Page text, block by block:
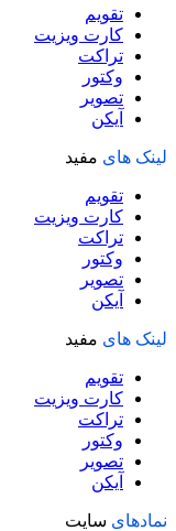
تقویم
کارت ویزیت
تراکت
وکتور
تصویر
آیکن
لینک های مفید
تقویم
کارت ویزیت
تراکت
وکتور
تصویر
آیکن
لینک های مفید
تقویم
کارت ویزیت
تراکت
وکتور
تصویر
آیکن
نمادهای سایت